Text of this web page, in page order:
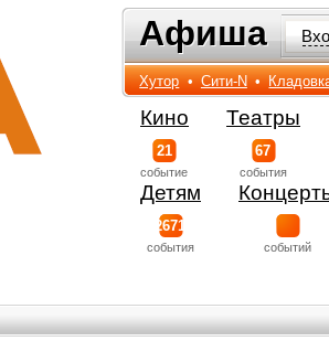
Афиша
Афиша
Хутор • Сити-N •
Кино
21
событиe
Театры
67
события
Детям
2671
события событий